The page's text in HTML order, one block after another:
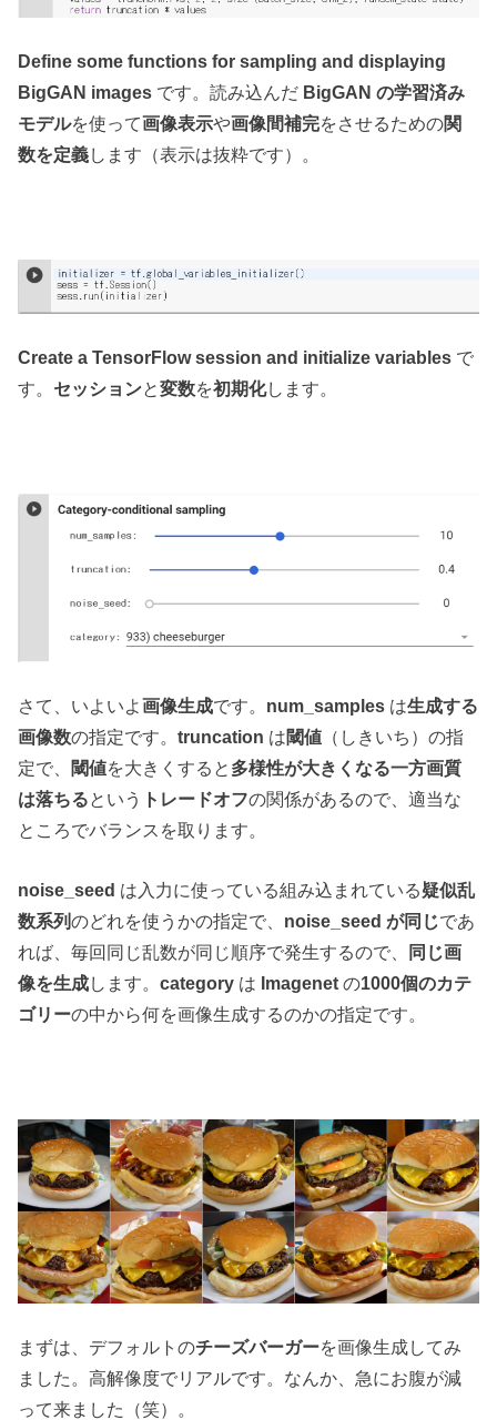
Define some functions for sampling and displaying
BigGAN images です。読み込んだ BigGAN の学習済み
モデルを使って画像表示や画像間補完をさせるための関
数を定義します（表示は抜粋です）。
Create a TensorFlow session and initialize variables で
す。 セッションと変数を初期化します。
さて、いよいよ画像生成です。 num_samples は生成する
画像数の指定です。truncation は閾値 （しきいち）の指
定で、 閾値を大きくすると 多様性が大きくなる一方画質
は落ちるという トレードオフの関係があるので、適当な
ところでバランスを取ります。
noise_seed は入力に使っている組み込まれている疑似乱
数系列のどれを使うかの指定で、 noise_seed が同じであ
れば、毎回同じ乱数が同じ順序で発生するので、
同じ画
像を生成します。category は Imagenet の1000個のカテ
ゴリーの中から何を画像生成するのかの指定です。
まずは、デフォルトのチーズバーガーを画像生成してみ
ました。高解像度でリアルです。なんか、急にお腹が減
って来ました（笑）。